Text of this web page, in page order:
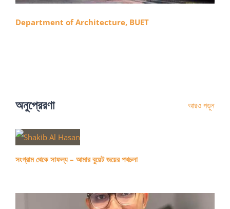
Department of Architecture, BUET
অনুপ্রেরণা আরও পড়ুন
সংগ্রাম থেকে সাফল্য – আমার বুয়েট জয়ের পথচলা